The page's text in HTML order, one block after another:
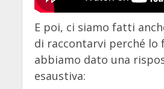
E poi, ci siamo fatti
di raccontarvi perché lo
abbiamo dato una
esaustiva: